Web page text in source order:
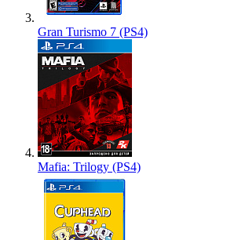
Gran Turismo 7 (PS4)
Mafia: Trilogy (PS4)